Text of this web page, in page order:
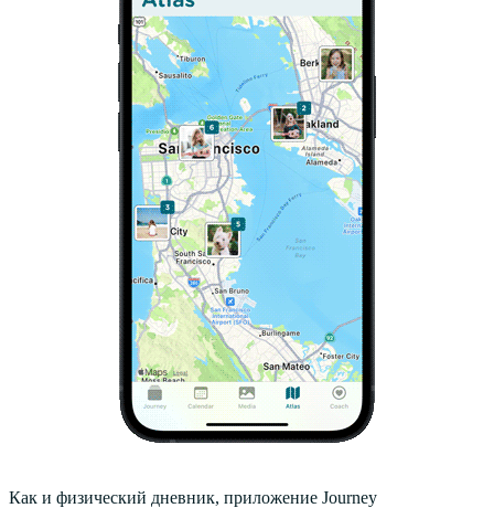
Как и физический дневник, приложение Journey